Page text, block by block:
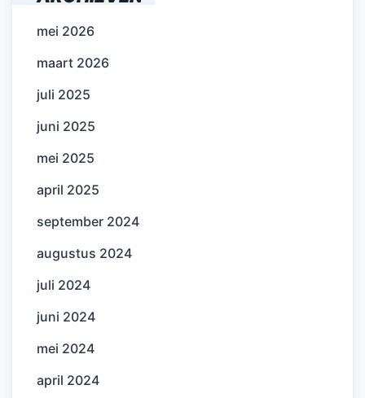
mei 2026
maart 2026
juli 2025
juni 2025
mei 2025
april 2025
september 2024
augustus 2024
juli 2024
juni 2024
mei 2024
april 2024